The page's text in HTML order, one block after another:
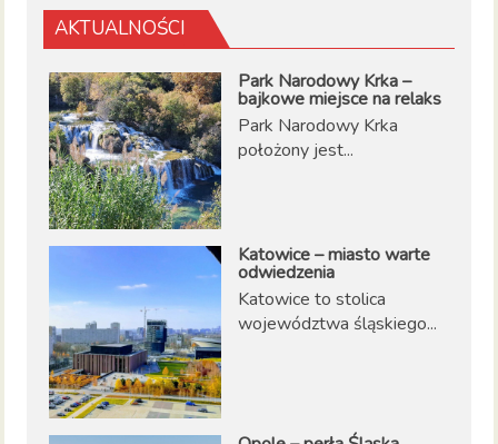
AKTUALNOŚCI
Park Narodowy Krka –
bajkowe miejsce na relaks
Park Narodowy Krka
położony jest...
Katowice – miasto warte
odwiedzenia
Katowice to stolica
województwa śląskiego...